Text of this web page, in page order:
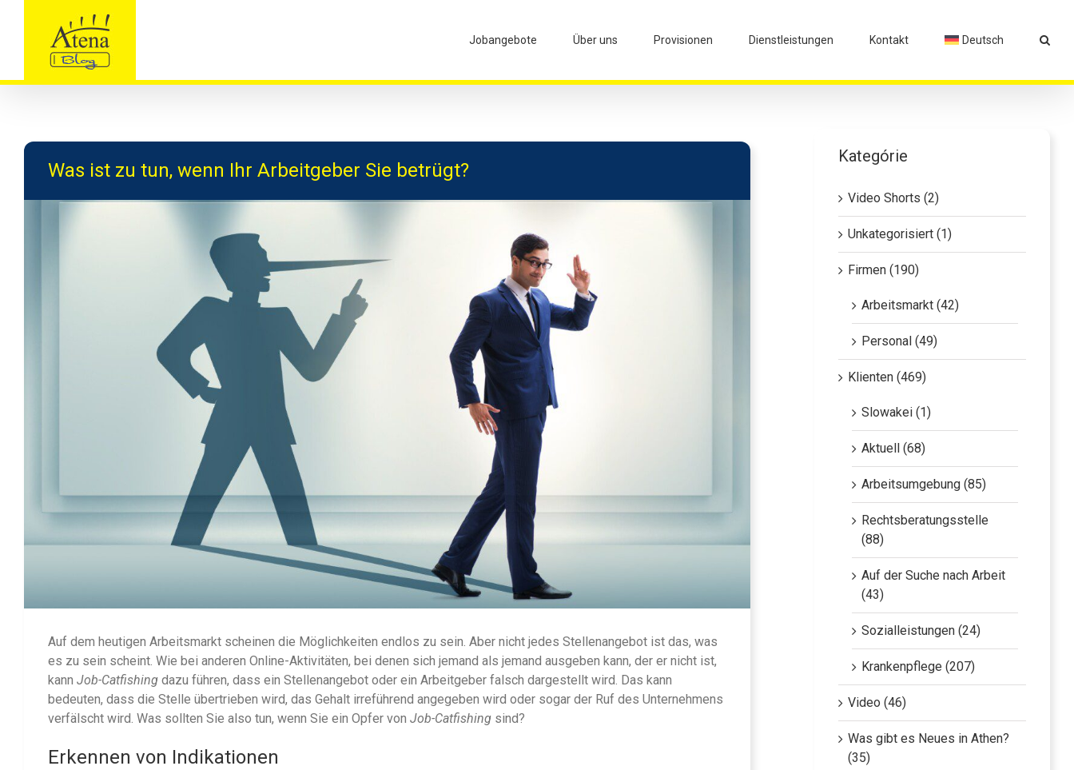
Jobangebote Über uns Provisionen Dienstleistungen Kontakt Deutsch
Was ist zu tun, wenn Ihr Arbeitgeber Sie betrügt?
Auf dem heutigen Arbeitsmarkt scheinen die Möglichkeiten endlos zu sein. Aber nicht jedes Stellenangebot ist das, was
es zu sein scheint. Wie bei anderen Online-Aktivitäten, bei denen sich jemand als jemand ausgeben kann, der er nicht ist,
kann Job-Catfishing dazu führen, dass ein Stellenangebot oder ein Arbeitgeber falsch dargestellt wird. Das kann
bedeuten, dass die Stelle übertrieben wird, das Gehalt irreführend angegeben wird oder sogar der Ruf des Unternehmens
verfälscht wird. Was sollten Sie also tun, wenn Sie ein Opfer von Job-Catfishing sind?
Erkennen von Indikationen
Kategórie
Video Shorts (2)
Unkategorisiert (1)
Firmen (190)
Arbeitsmarkt (42)
Personal (49)
Klienten (469)
Slowakei (1)
Aktuell (68)
Arbeitsumgebung (85)
Rechtsberatungsstelle
(88)
Auf der Suche nach Arbeit
(43)
Sozialleistungen (24)
Krankenpflege (207)
Video (46)
Was gibt es Neues in Athen?
(35)